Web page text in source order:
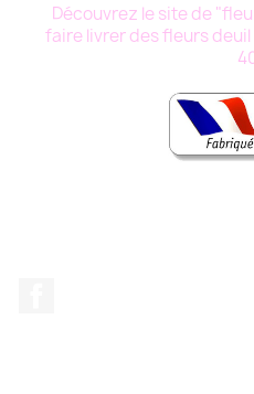
Découvrez le site de
faire livrer des fleurs deuil